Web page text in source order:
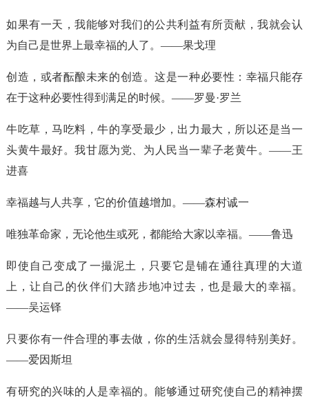
如果有一天，我能够对我们的公共利益有所贡献，我就会认
为自己是世界上最幸福的人了。——果戈理
创造，或者酝酿未来的创造。这是一种必要性：幸福只能存
在于这种必要性得到满足的时候。——罗曼·罗兰
牛吃草，马吃料，牛的享受最少，出力最大，所以还是当一
头黄牛最好。我甘愿为党、为人民当一辈子老黄牛。——王
进喜
幸福越与人共享，它的价值越增加。——森村诚一
唯独革命家，无论他生或死，都能给大家以幸福。——鲁迅
即使自己变成了一撮泥土，只要它是铺在通往真理的大道
上，让自己的伙伴们大踏步地冲过去，也是最大的幸福。
——吴运铎
只要你有一件合理的事去做，你的生活就会显得特别美好。
——爱因斯坦
有研究的兴味的人是幸福的。能够通过研究使自己的精神摆